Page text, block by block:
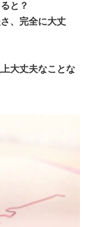
と？
、完全に大丈
大丈夫なことな